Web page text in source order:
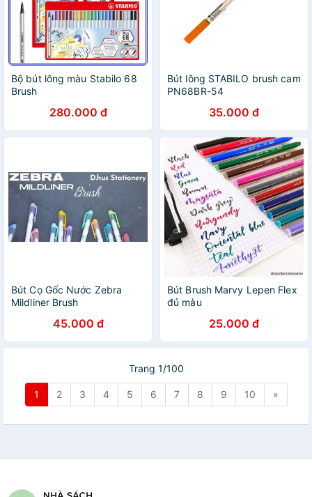
Bộ bút lông màu Stabilo 68
Brush
280.000 đ
Bút lông STABILO brush cam
PN68BR-54
35.000 đ
Bút Cọ Gốc Nước Zebra
Mildliner Brush
45.000 đ
Bút Brush Marvy Lepen Flex
đủ màu
25.000 đ
Trang 1/100
1 2 3 4 5 6 7 8 9 10 »